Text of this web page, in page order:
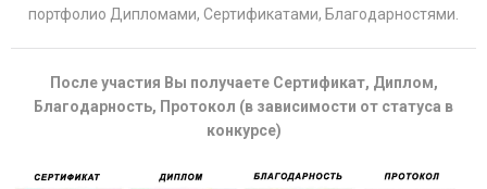
портфолио Дипломами, Сертификатами, Благодарностями.
После участия Вы получаете Сертификат, Диплом,
Благодарность, Протокол (в зависимости от статуса в
конкурсе)